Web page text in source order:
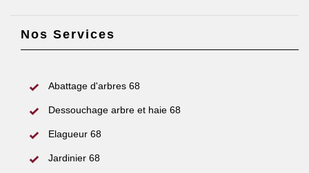
Nos Services
Abattage d'arbres 68
Dessouchage arbre et haie 68
Elagueur 68
Jardinier 68